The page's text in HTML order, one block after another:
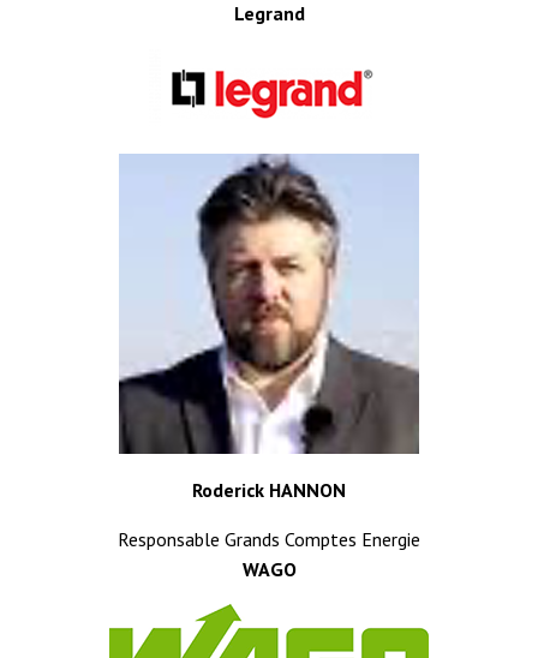
Legrand
Roderick HANNON
Responsable Grands Comptes Energie
WAGO